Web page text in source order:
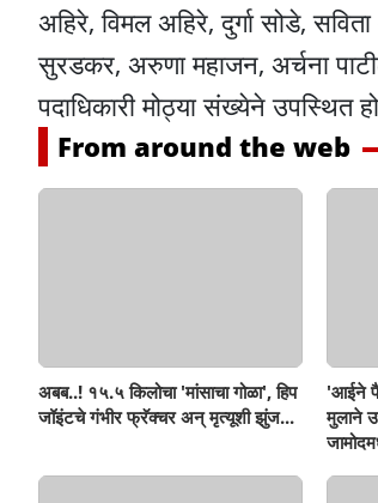
अहिरे, विमल अहिरे, दुर्गा सोडे,
सुरडकर, अरुणा महाजन, अर्चना
पदाधिकारी मोठ्या संख्येने उपस्थित
From around the web
अबब..! १५.५ किलोचा 'मांसाचा गोळा', हिप
जॉइंटचे गंभीर फ्रॅक्चर अन् मृत्यूशी झुंज...
'आईने
मुलाने